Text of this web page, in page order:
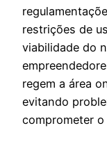
restrições de
viabilidade do
regem a área
evitando
comprometer